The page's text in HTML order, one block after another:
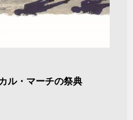
ル・マーチの祭典